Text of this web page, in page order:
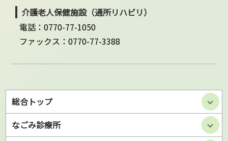
介護老人保健施設（通所リハビリ）
電話：0770-77-1050
ファックス：0770-77-3388
総合トップ
なごみ診療所